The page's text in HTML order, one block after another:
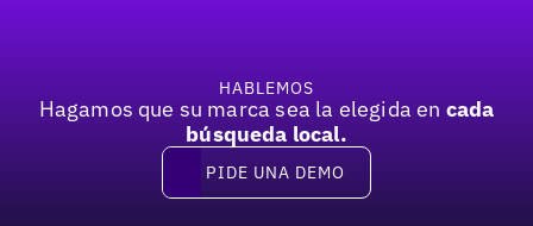
HABLEMOS
Hagamos que su marca sea la elegida en cada
búsqueda local.
Pide una demo
PIDE UNA DEMO